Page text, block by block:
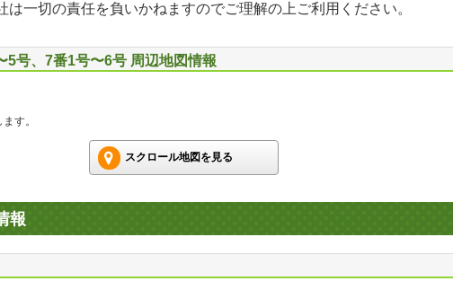
一切の責任を負いかねますのでご理解の上ご利用ください。
号、7番1号〜6号 周辺地図情報
す。
スクロール地図を見る
報